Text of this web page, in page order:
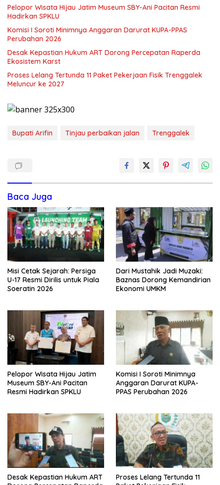
Pelopor Wisata Hijau Jatim Museum SBY-Ani Pacitan Resmi
Hadirkan SPKLU
Komisi I Soroti Minimnya Anggaran Darurat KUPA-PPAS
Perubahan 2026
Desak Kepastian Hukum ART Dorong Percepatan Raperda
Ekosistem Karst
Proses Lelang Tertunda 11 Paket Pekerjaan Fisik Trenggalek
Meluncur ke 2027
Bupati Arifin Tinjau perbaikan jalan Trenggalek
Baca Juga
Misi Cetak Sejarah: Persiga
U-17 Resmi Dirilis untuk Piala
Soeratin 2026
Dari Mustahik Jadi Muzaki:
Baznas Dorong Kemandirian
Ekonomi UMKM
Pelopor Wisata Hijau Jatim
Museum SBY-Ani Pacitan
Resmi Hadirkan SPKLU
Komisi I Soroti Minimnya
Anggaran Darurat KUPA-
PPAS Perubahan 2026
Desak Kepastian Hukum ART
Proses Lelang Tertunda 11